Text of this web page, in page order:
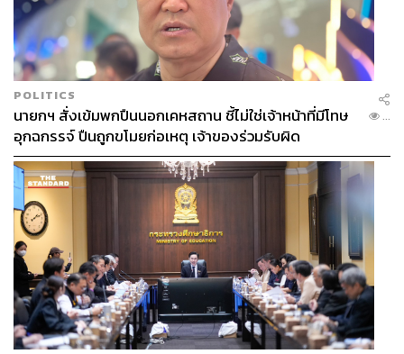
POLITICS
นายกฯ สั่งเข้มพกปืนนอกเคหสถาน ชี้ไม่ใช่เจ้าหน้าที่มีโทษ
อุกฉกรรจ์ ปืนถูกขโมยก่อเหตุ เจ้าของร่วมรับผิด
...